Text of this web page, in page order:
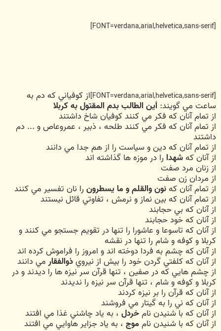
[FONT=verdana,arial,helvetica,sans-serif]
[FONT=verdana,arial,helvetica,sans-serif] از کوفياني که دم به
ساعت مي گويند: أين الطالب بدم المقتول به کربلا
از تمام آنان که فکر مي کنند کوفيان شاخ داشتند
از تمام آنان که فکر مي کنند طلحه ، ذبير ، عمروعاص و ... دم
داشتند
از تمام آنان که دين و سياست را از هم جدا مي دانند
از آنان کهشهدا را در موزه ها گذاشته اند
از زنان مرد صفت
از مردان زن صفت
از تمام آنان کهنون والقلم و ما يسطرون را نان تفسير مي کنند
از تمام آنان که بين نماز و نرمش ، تفاوتي قائل نيستند
از آنان که بي حجابند
از آنان که خود حجابند
از آنان که تاسوعا و عاشورا را تنها در تقويم جستجو مي کنند و
کربلا و کوفه و شام را تنها در نقشه
از آنان که چشم به فردا دوخته اند و امروز را فراموش کرده اند
از آنان که کلفتي گردن خود را بيش از نيرويذوالفقارمي دانند
از چشم هايي که در صفين ، تنها قرآن سر نيزه ها را ديدند و در
کربلا و کوفه و شام ، تنها قرآن سر نيزه را نديدند
از آنان که قرآن را بر نيزه کردند
از آنان که ني را به گيتار مي فروشند
از آنان که با شنيدن نامخردل ، به ياد چاشني غذا مي افتند
از آنان که با شنيدن نامموج ، به ياد جزاير هاوايي مي افتند